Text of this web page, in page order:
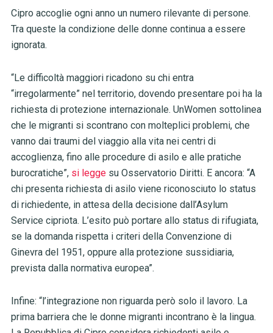
Cipro accoglie ogni anno un numero rilevante di persone.
Tra queste la condizione delle donne continua a essere
ignorata.
“Le difficoltà maggiori ricadono su chi entra
“irregolarmente” nel territorio, dovendo presentare poi ha la
richiesta di protezione internazionale. UnWomen sottolinea
che le migranti si scontrano con molteplici problemi, che
vanno dai traumi del viaggio alla vita nei centri di
accoglienza, fino alle procedure di asilo e alle pratiche
burocratiche”, si leggesu Osservatorio Diritti. E ancora: “A
chi presenta richiesta di asilo viene riconosciuto lo status
di richiedente, in attesa della decisione dall’Asylum
Service cipriota. L’esito può portare allo status di rifugiata,
se la domanda rispetta i criteri della Convenzione di
Ginevra del 1951, oppure alla protezione sussidiaria,
prevista dalla normativa europea”.
Infine: “l’integrazione non riguarda però solo il lavoro. La
prima barriera che le donne migranti incontrano è la lingua.